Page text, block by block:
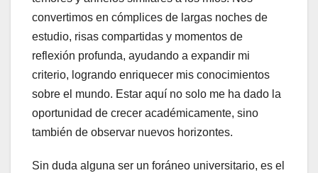
convertimos en cómplices de largas noches de
estudio, risas compartidas y momentos de
reflexión profunda, ayudando a expandir mi
criterio, logrando enriquecer mis conocimientos
sobre el mundo. Estar aquí no solo me ha dado la
oportunidad de crecer académicamente, sino
también de observar nuevos horizontes.
Sin duda alguna ser un foráneo universitario, es el